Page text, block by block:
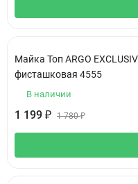
Майка Топ ARGO
фисташковая 4555
В наличии
1 199 ₽ 1 780₽